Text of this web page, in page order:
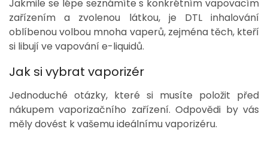
Jakmile se lépe seznámíte s konkrétním vapovacím
zařízením a zvolenou látkou, je DTL inhalování
oblíbenou volbou mnoha vaperů, zejména těch, kteří
si libují ve vapování e-liquidů.
Jak si vybrat vaporizér
Jednoduché otázky, které si musíte položit před
nákupem vaporizačního zařízení. Odpovědi by vás
měly dovést k vašemu ideálnímu vaporizéru.